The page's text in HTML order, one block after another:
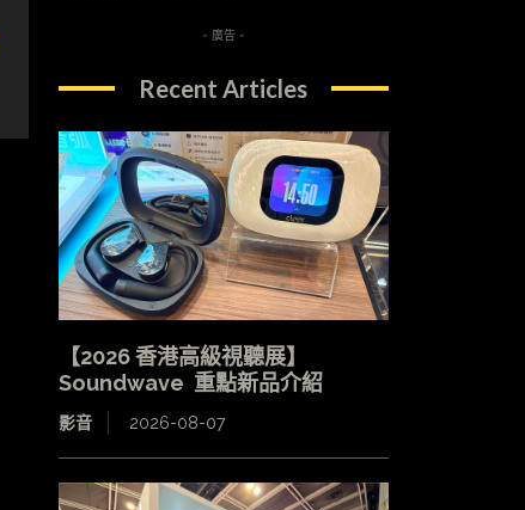
- 廣告 -
Recent Articles
【2026 香港高級視聽展】
Soundwave 重點新品介紹
影音 2026-08-07